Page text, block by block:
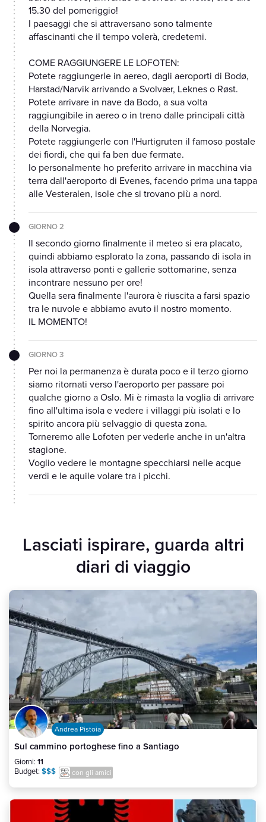
15.30 del pomeriggio!
I paesaggi che si attraversano sono talmente
affascinanti che il tempo volerà, credetemi.
COME RAGGIUNGERE LE LOFOTEN:
Potete raggiungerle in aereo, dagli aeroporti di Bodø,
Harstad/Narvik arrivando a Svolvær, Leknes o Røst.
Potete arrivare in nave da Bodo, a sua volta
raggiungibile in aereo o in treno dalle principali città
della Norvegia.
Potete raggiungerle con l'Hurtigruten il famoso postale
dei fiordi, che qui fa ben due fermate.
Io personalmente ho preferito arrivare in macchina via
terra dall'aeroporto di Evenes, facendo prima una tappa
alle Vesteralen, isole che si trovano più a nord.
GIORNO 2
Il secondo giorno finalmente il meteo si era placato,
quindi abbiamo esplorato la zona, passando di isola in
isola attraverso ponti e gallerie sottomarine, senza
incontrare nessuno per ore!
Quella sera finalmente l'aurora è riuscita a farsi spazio
tra le nuvole e abbiamo avuto il nostro momento.
IL MOMENTO!
GIORNO 3
Per noi la permanenza è durata poco e il terzo giorno
siamo ritornati verso l'aeroporto per passare poi
qualche giorno a Oslo. Mi è rimasta la voglia di arrivare
fino all'ultima isola e vedere i villaggi più isolati e lo
spirito ancora più selvaggio di questa zona.
Torneremo alle Lofoten per vederle anche in un'altra
stagione.
Voglio vedere le montagne specchiarsi nelle acque
verdi e le aquile volare tra i picchi.
Lasciati ispirare, guarda altri
diari di viaggio
Andrea Pistoia
Sul cammino portoghese fino a Santiago
Giorni: 11
Budget: $$$ con gli amici